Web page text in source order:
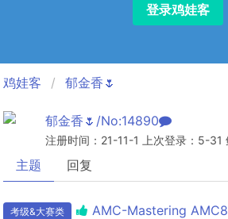
登录鸡娃客
鸡娃客 郁金香🌷
郁金香🌷/No:14890
注册时间：21-11-1 上次登录：5-31
主题 回复
考级&大赛类
AMC-Mastering